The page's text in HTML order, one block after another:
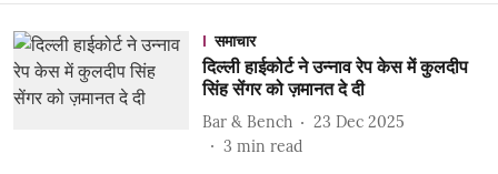
समाचार
दिल्ली हाईकोर्ट ने उन्नाव रेप केस में कुलदीप
सिंह सेंगर को ज़मानत दे दी
Bar & Bench
23 Dec 2025
3 min read